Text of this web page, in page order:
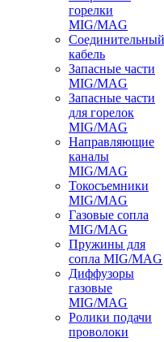
горелки
MIG/MAG
Соединительный
кабель
Запасные части
MIG/MAG
Запасные части
для горелок
MIG/MAG
Направляющие
каналы
MIG/MAG
Токосъемники
MIG/MAG
Газовые сопла
MIG/MAG
Пружины для
сопла MIG/MAG
Диффузоры
газовые
MIG/MAG
Ролики подачи
проволоки